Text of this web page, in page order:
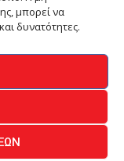
μπορεί να
δυνατότητες.
-Πολιτική Απορρήτου